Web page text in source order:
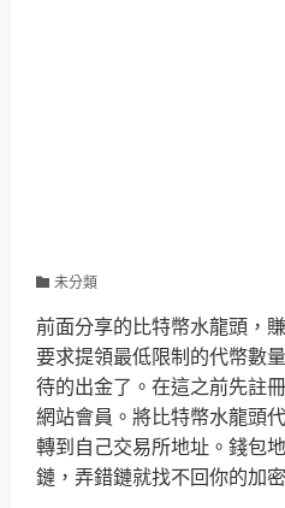
未分類
前面分享的比特幣水龍頭，
要求提領最低限制的代幣數
待的出金了。在這之前先註
網站會員。將比特幣水龍頭
轉到自己交易所地址。錢包
鏈，弄錯鏈就找不回你的加